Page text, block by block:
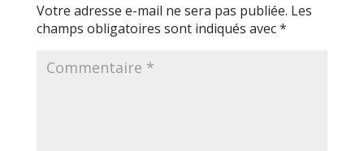
Votre adresse e-mail ne sera pas publiée. Les
champs obligatoires sont indiqués avec*